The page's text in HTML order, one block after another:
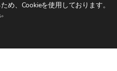
め、Cookieを使用しております。
。